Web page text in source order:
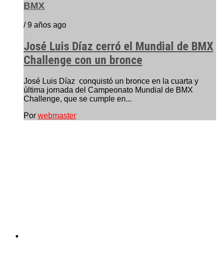
BMX
/ 9 años ago
José Luis Díaz cerró el Mundial de BMX
Challenge con un bronce
José Luis Díaz conquistó un bronce en la cuarta y
última jornada del Campeonato Mundial de BMX
Challenge, que se cumple en...
Por webmaster